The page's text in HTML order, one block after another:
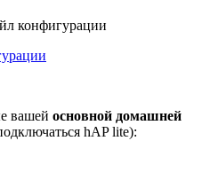
конфигурации
вашей основной домашней
hAP lite):